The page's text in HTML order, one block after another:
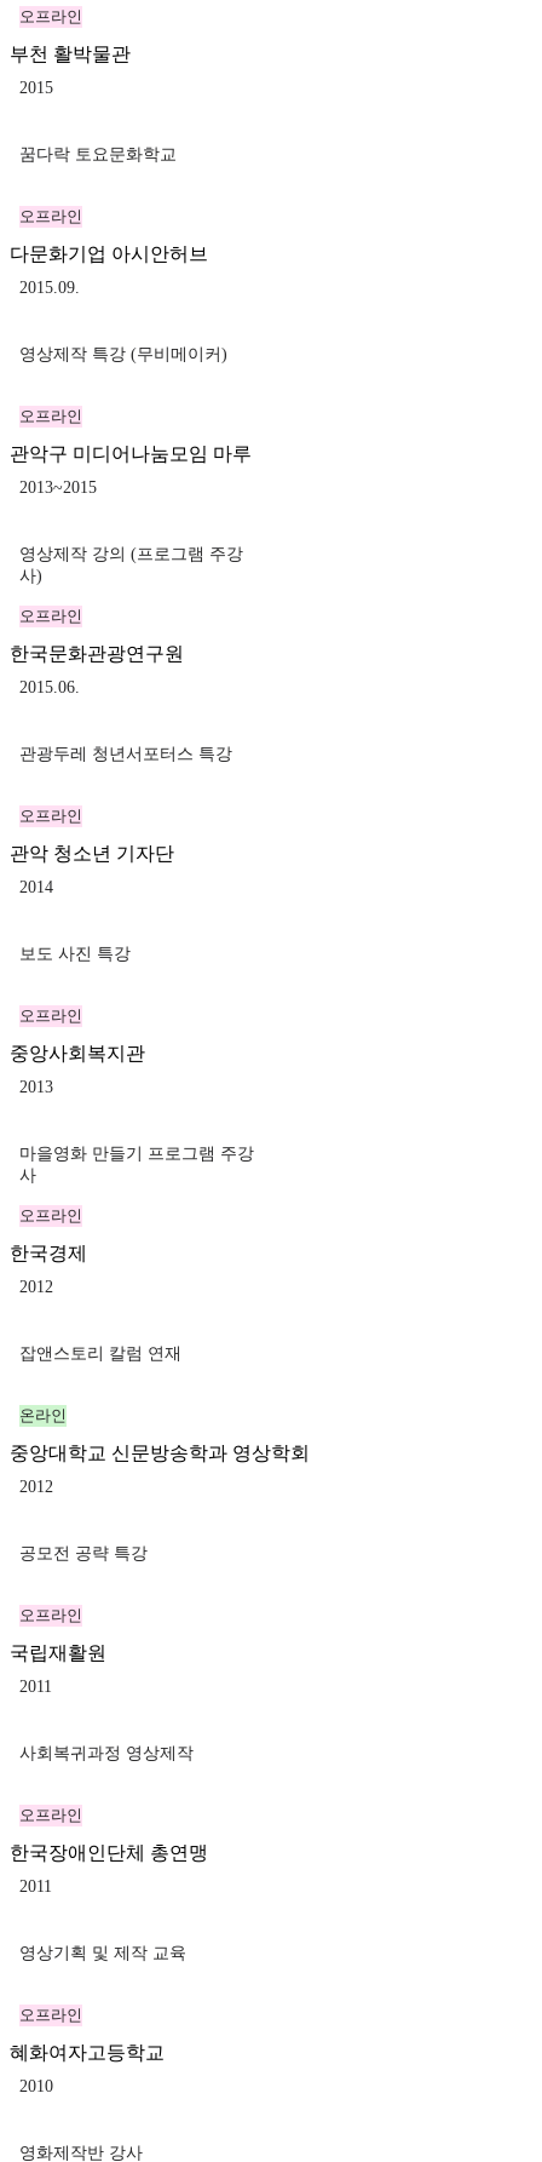
오프라인
부천 활박물관
2015
꿈다락 토요문화학교
오프라인
다문화기업 아시안허브
2015.09.
영상제작 특강 (무비메이커)
오프라인
관악구 미디어나눔모임 마루
2013~2015
영상제작 강의 (프로그램 주강
사)
오프라인
한국문화관광연구원
2015.06.
관광두레 청년서포터스 특강
오프라인
관악 청소년 기자단
2014
보도 사진 특강
오프라인
중앙사회복지관
2013
마을영화 만들기 프로그램 주강
사
오프라인
한국경제
2012
잡앤스토리 칼럼 연재
온라인
중앙대학교 신문방송학과 영상학회
2012
공모전 공략 특강
오프라인
국립재활원
2011
사회복귀과정 영상제작
오프라인
한국장애인단체 총연맹
2011
영상기획 및 제작 교육
오프라인
혜화여자고등학교
2010
영화제작반 강사